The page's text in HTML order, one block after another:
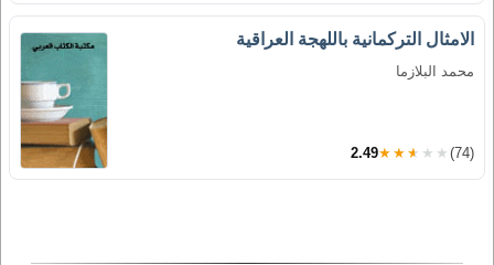
الامثال التركمانية باللهجة العراقية
محمد البلازما
2.49★★★★★ (74)